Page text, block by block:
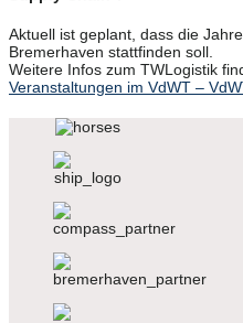
Aktuell ist geplant, dass die
Bremerhaven stattfinden soll.
Weitere Infos zum TWLogistik
Veranstaltungen im VdWT –